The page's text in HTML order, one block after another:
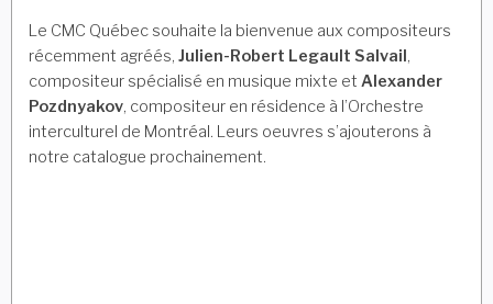
Le CMC Québec souhaite la bienvenue aux compositeurs
récemment agréés, Julien-Robert Legault Salvail,
compositeur spécialisé en musique mixte et Alexander
Pozdnyakov, compositeur en résidence à l’Orchestre
interculturel de Montréal. Leurs oeuvres s’ajouterons à
notre catalogue prochainement.